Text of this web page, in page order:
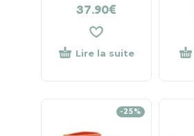
37.90€
Lire la suite
-25%